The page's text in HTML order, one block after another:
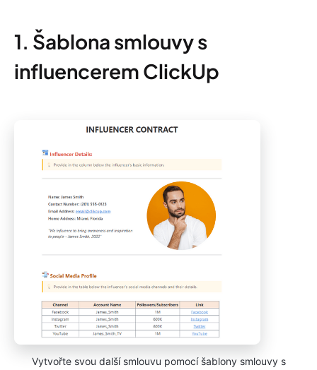
1. Šablona smlouvy s
influencerem ClickUp
Vytvořte svou další smlouvu pomocí šablony smlouvy s